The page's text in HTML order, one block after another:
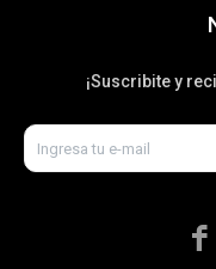
¡Suscribite y
